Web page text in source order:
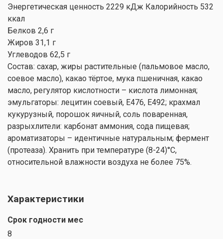
Энергетическая ценность 2229 кДж Калорийность 532
ккал
Белков 2,6 г
Жиров 31,1 г
Углеводов 62,5 г
Состав: сахар, жиры растительные (пальмовое масло,
соевое масло), какао тёртое, мука пшеничная, какао
масло, регулятор кислотности – кислота лимонная;
эмульгаторы: лецитин соевый, Е476, E492; крахмал
кукурузный, порошок яичный, соль поваренная,
разрыхлители: карбонат аммония, сода пищевая;
ароматизаторы – идентичные натуральным; фермент
(протеаза). Хранить при температуре (8-24)°С,
относительной влажности воздуха не более 75%.
Характеристики
Срок годности мес
8